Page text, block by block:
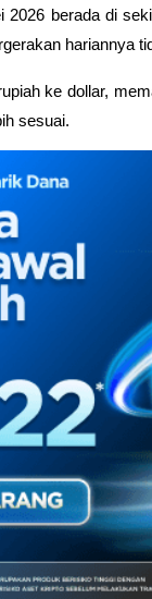
2026 berada di
hariannya
ke dollar,
sesuai.